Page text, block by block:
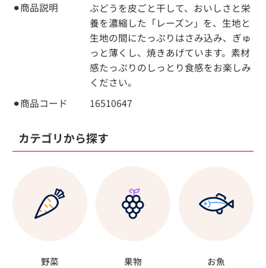
⚫︎商品説明
ぶどうを皮ごと干して、おいしさと栄
養を濃縮した「レーズン」を、生地と
生地の間にたっぷりはさみ込み、ぎゅ
っと薄くし、焼きあげています。素材
感たっぷりのしっとり食感をお楽しみ
ください。
⚫︎商品コード 16510647
カテゴリから探す
野菜 果物 お魚